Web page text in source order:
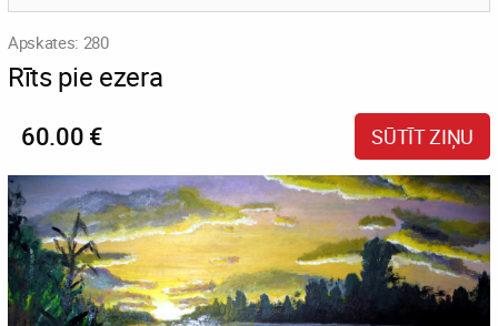
Apskates: 280
Rīts pie ezera
60.00 € SŪTĪT ZIŅU